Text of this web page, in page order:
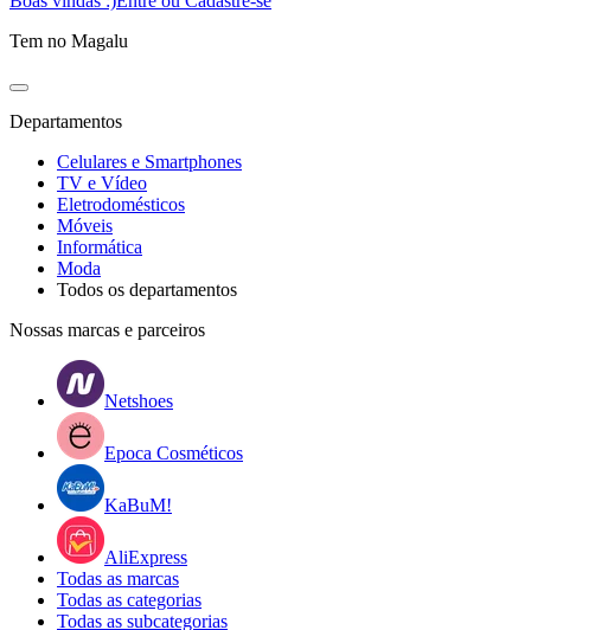
Tem no Magalu
Departamentos
Celulares e Smartphones
TV e Vídeo
Eletrodomésticos
Móveis
Informática
Moda
Todos os departamentos
Nossas marcas e parceiros
Netshoes
Epoca Cosméticos
KaBuM!
AliExpress
Todas as marcas
Todas as categorias
Todas as subcategorias